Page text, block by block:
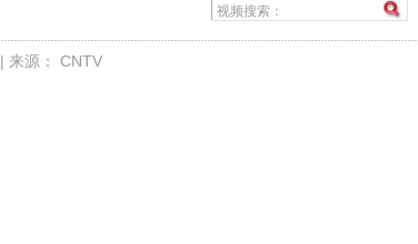
| 来源： CNTV